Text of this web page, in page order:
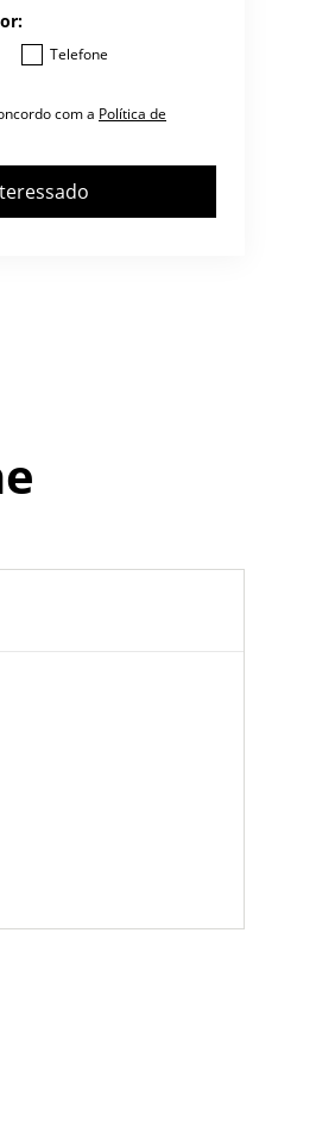
Telefone
com a Política de